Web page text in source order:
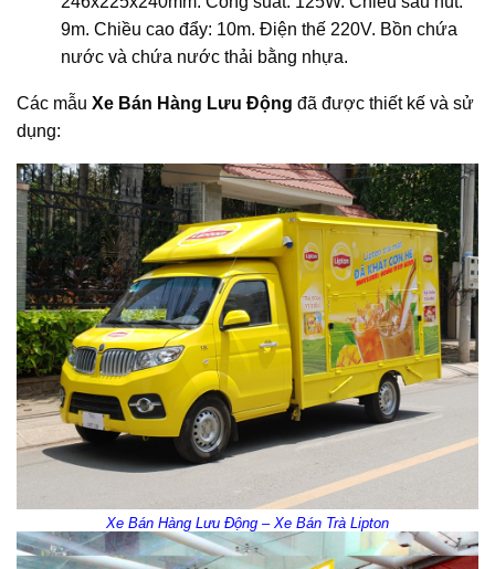
9m. Chiều cao đẩy: 10m. Điện thế 220V. Bồn chứa
nước và chứa nước thải bằng nhựa.
Các mẫu Xe Bán Hàng Lưu Động đã được thiết kế và sử
dụng:
Xe Bán Hàng Lưu Động – Xe Bán Trà Lipton